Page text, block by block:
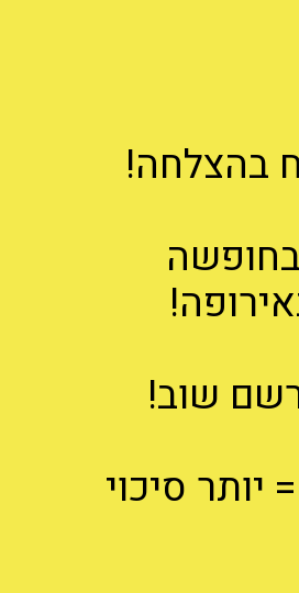
בהצלחה!
שוב!
יותר סיכוי